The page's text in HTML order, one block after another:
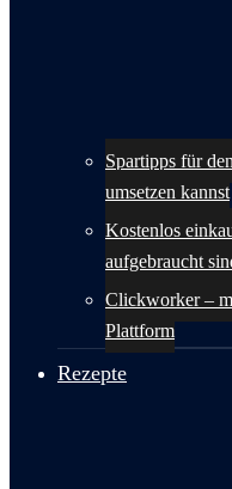
Spartipps für
umsetzen kannst
Kostenlos
aufgebraucht
Clickworker –
Plattform
Rezepte